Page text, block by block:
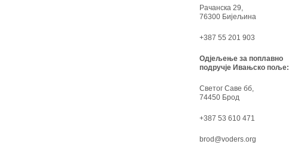
Рачанска 29,
76300 Бијељина
+387 55 201 903
Одјељење за поплавно
подручје Ивањско поље:
Светог Саве бб,
74450 Брод
+387 53 610 471
brod@voders.org